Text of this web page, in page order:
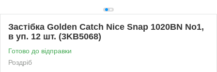
Застібка Golden Catch Nice Snap 1020BN No1,
в уп. 12 шт. (3KB5068)
Готово до відправки
Роздріб